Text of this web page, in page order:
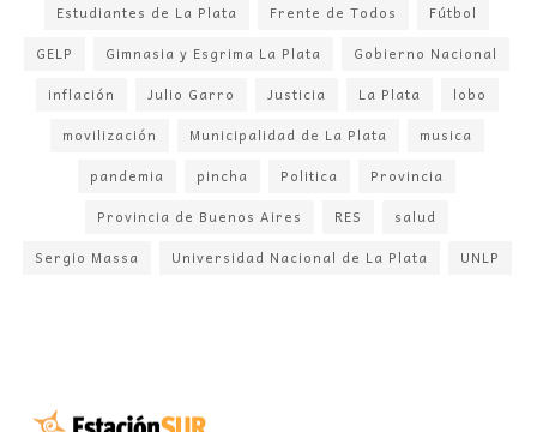
Estudiantes de La Plata
Frente de Todos
Fútbol
GELP
Gimnasia y Esgrima La Plata
Gobierno Nacional
inflación
Julio Garro Justicia La Plata
lobo
movilización
Municipalidad de La Plata
musica
pandemia
pincha Politica
Provincia
Provincia de Buenos Aires
RES
salud
Sergio Massa
Universidad Nacional de La Plata UNLP